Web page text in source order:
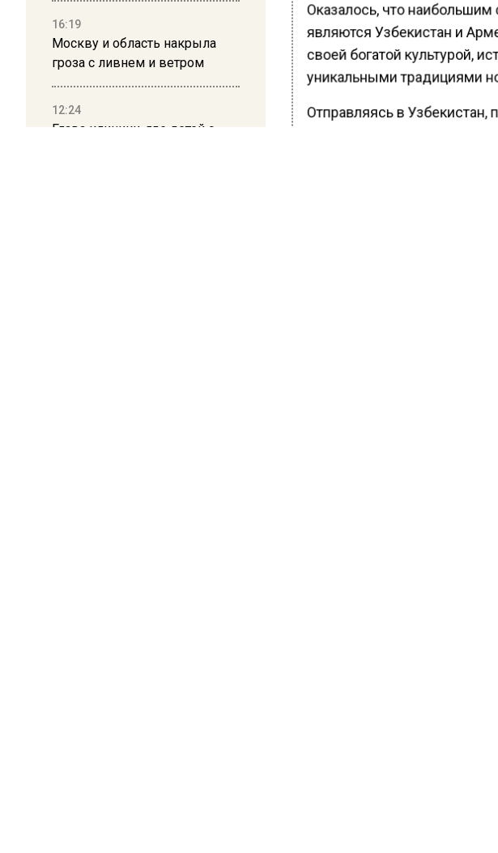
16:19
Москву и область накрыла
гроза с ливнем и ветром
12:24
Глава клиники, где детей с
Оказалось, что
являются Узбекистан и
своей богатой культурой,
уникальными традициями
Отправляясь в